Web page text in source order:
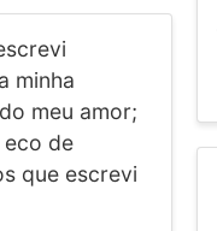
minha
meu amor;
eco de
que escrevi